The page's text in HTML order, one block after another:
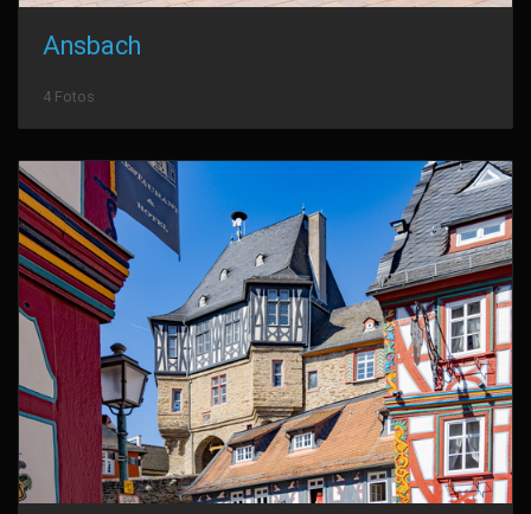
Ansbach
4 Fotos